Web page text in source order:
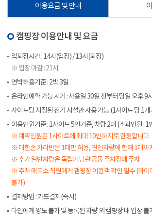
이용요금 및 안내
캠핑장 이용안내 및 요금
입퇴장시간 : 14시(입장) / 13시(퇴장)
※ 입장 마감 : 21시
연박허용기준 : 2박 3일
온라인예약 가능 시기 : 사용일 30일 전부터 당일 오후 9
사이트당 지정된 전기 시설만 사용 가능 (1사이트 당 1개
이용인원기준 : 1사이트 5인기준, 차량 2대 (초과인원 : 1
※ 예약인원은 1사이트에 최대 10인까지로 한정합니다.
※ 대한존 카라반은 1대만 허용, 견인차량에 한해 1대까
※ 추가 일반차량은 독립기념관 공동 주차장에 주차
※ 주차 매표소 직원에게 갬핑장 이용객 확인 필수 (하이
불가)
결제방법 : 카드결제(즉시)
타인에게 양도 불가 및 등록된 차량 외 캠핑장 내 입장 불